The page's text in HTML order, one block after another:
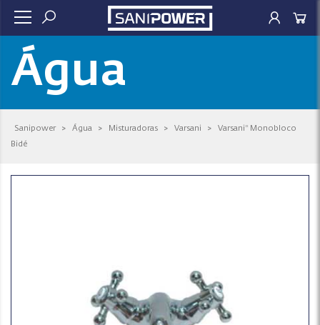
Água
Sanipower > Água > Misturadoras > Varsani >
Varsani* Monobloco
Bidé